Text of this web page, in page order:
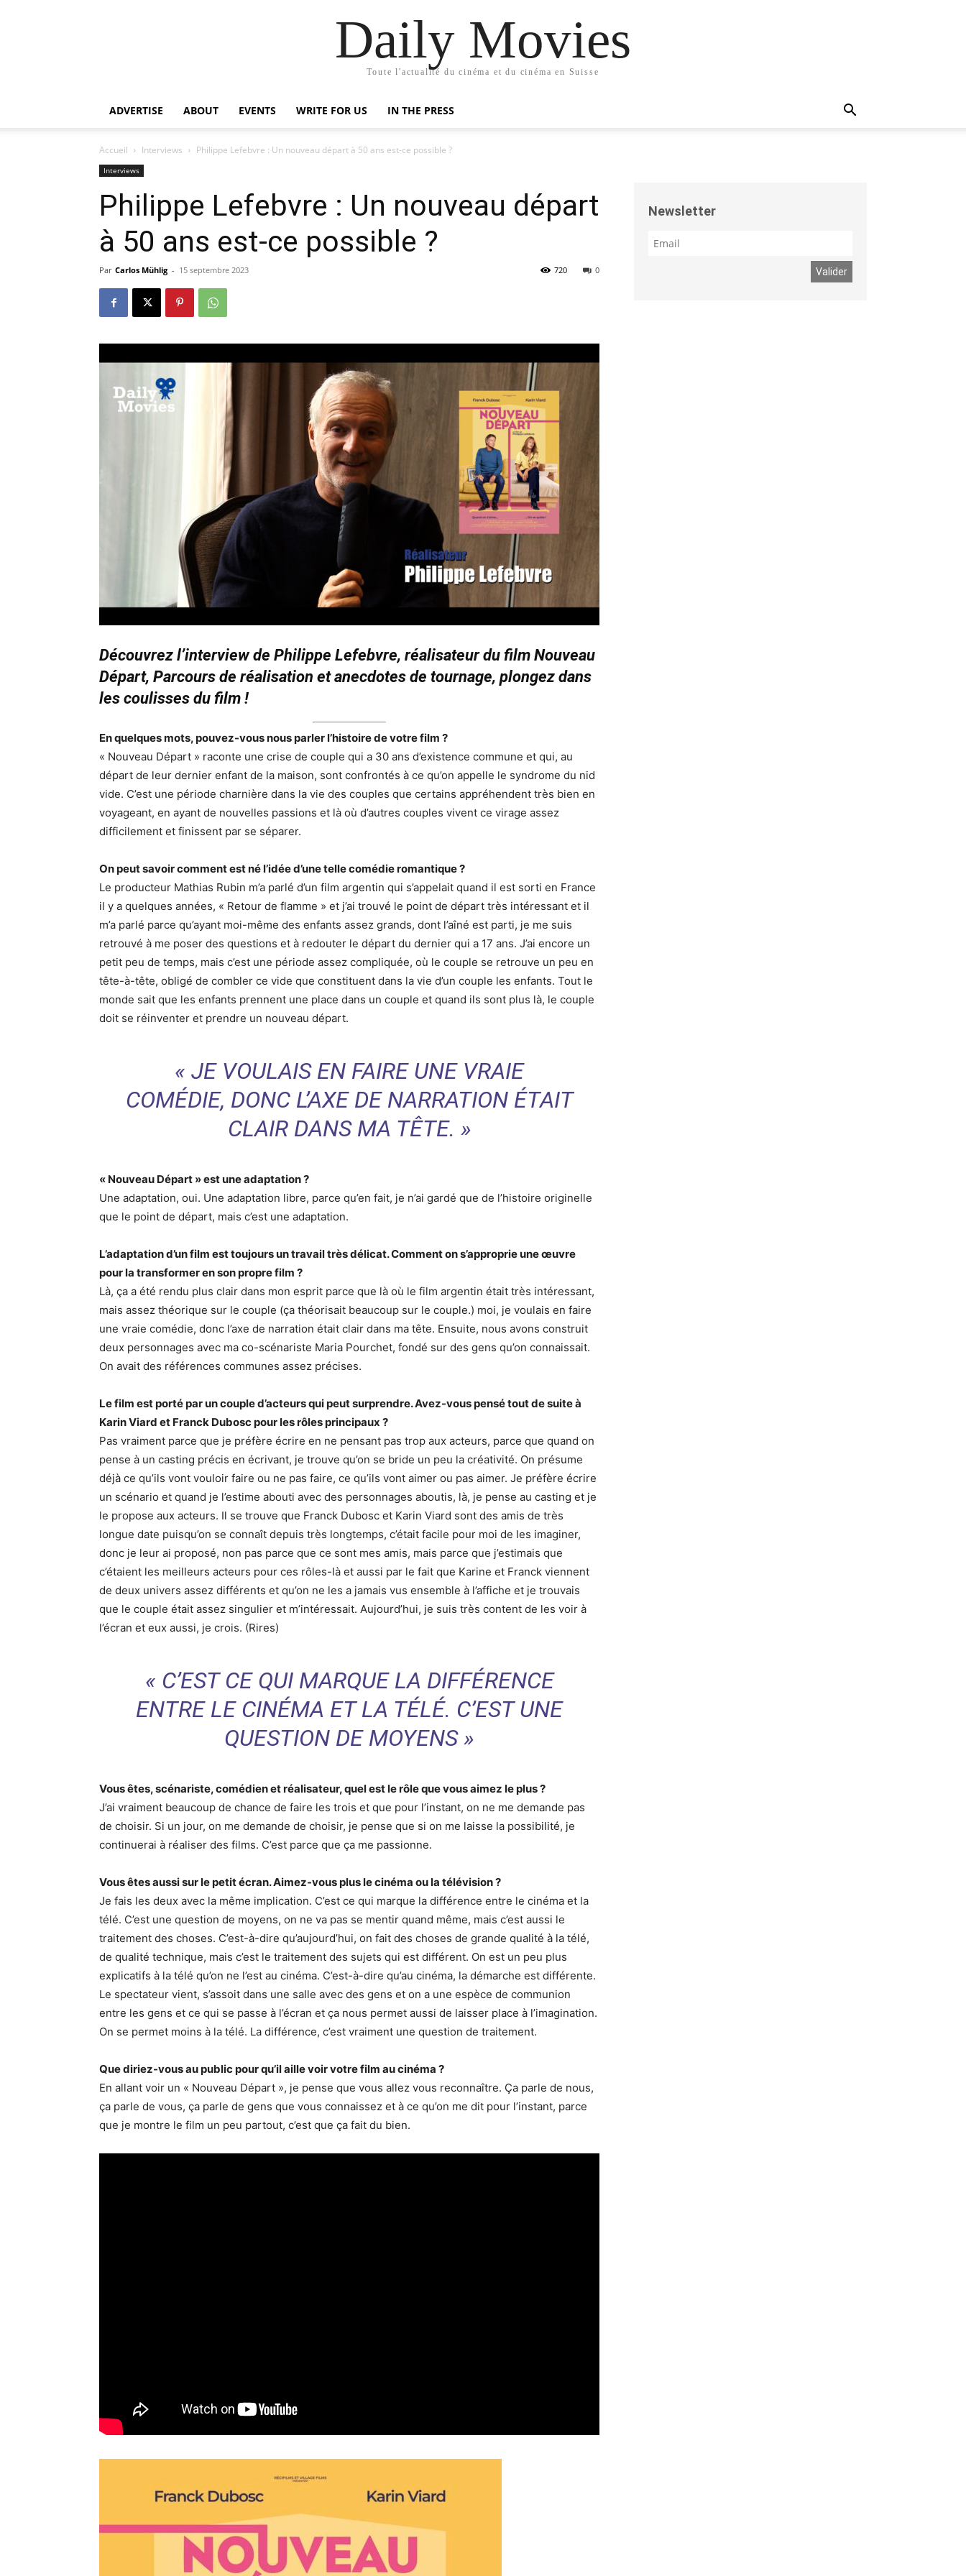
Daily Movies
Toute l'actualité du cinéma et du cinéma en Suisse
ADVERTISE ABOUT EVENTS WRITE FOR US IN THE PRESS
Accueil Interviews Philippe Lefebvre : Un nouveau départ à 50 ans est-ce possible ?
Interviews
Philippe Lefebvre : Un nouveau départ
à 50 ans est-ce possible ?
Par Carlos Mühlig - 15 septembre 2023 0
720
Découvrez l’interview de Philippe Lefebvre, réalisateur du film Nouveau
Départ, Parcours de réalisation et anecdotes de tournage, plongez dans
les coulisses du film !
En quelques mots, pouvez-vous nous parler l’histoire de votre film ?
« Nouveau Départ » raconte une crise de couple qui a 30 ans d’existence commune et qui, au
départ de leur dernier enfant de la maison, sont confrontés à ce qu’on appelle le syndrome du nid
vide. C’est une période charnière dans la vie des couples que certains appréhendent très bien en
voyageant, en ayant de nouvelles passions et là où d’autres couples vivent ce virage assez
difficilement et finissent par se séparer.
On peut savoir comment est né l’idée d’une telle comédie romantique ?
Le producteur Mathias Rubin m’a parlé d’un film argentin qui s’appelait quand il est sorti en France
il y a quelques années, « Retour de flamme » et j’ai trouvé le point de départ très intéressant et il
m’a parlé parce qu’ayant moi-même des enfants assez grands, dont l’aîné est parti, je me suis
retrouvé à me poser des questions et à redouter le départ du dernier qui a 17 ans. J’ai encore un
petit peu de temps, mais c’est une période assez compliquée, où le couple se retrouve un peu en
tête-à-tête, obligé de combler ce vide que constituent dans la vie d’un couple les enfants. Tout le
monde sait que les enfants prennent une place dans un couple et quand ils sont plus là, le couple
doit se réinventer et prendre un nouveau départ.
« JE VOULAIS EN FAIRE UNE VRAIE
COMÉDIE, DONC L’AXE DE NARRATION ÉTAIT
CLAIR DANS MA TÊTE. »
« Nouveau Départ » est une adaptation ?
Une adaptation, oui. Une adaptation libre, parce qu’en fait, je n’ai gardé que de l’histoire originelle
que le point de départ, mais c’est une adaptation.
L’adaptation d’un film est toujours un travail très délicat. Comment on s’approprie une œuvre
pour la transformer en son propre film ?
Là, ça a été rendu plus clair dans mon esprit parce que là où le film argentin était très intéressant,
mais assez théorique sur le couple (ça théorisait beaucoup sur le couple.) moi, je voulais en faire
une vraie comédie, donc l’axe de narration était clair dans ma tête. Ensuite, nous avons construit
deux personnages avec ma co-scénariste Maria Pourchet, fondé sur des gens qu’on connaissait.
On avait des références communes assez précises.
Le film est porté par un couple d’acteurs qui peut surprendre. Avez-vous pensé tout de suite à
Karin Viard et Franck Dubosc pour les rôles principaux ?
Pas vraiment parce que je préfère écrire en ne pensant pas trop aux acteurs, parce que quand on
pense à un casting précis en écrivant, je trouve qu’on se bride un peu la créativité. On présume
déjà ce qu’ils vont vouloir faire ou ne pas faire, ce qu’ils vont aimer ou pas aimer. Je préfère écrire
un scénario et quand je l’estime abouti avec des personnages aboutis, là, je pense au casting et je
le propose aux acteurs. Il se trouve que Franck Dubosc et Karin Viard sont des amis de très
longue date puisqu’on se connaît depuis très longtemps, c’était facile pour moi de les imaginer,
donc je leur ai proposé, non pas parce que ce sont mes amis, mais parce que j’estimais que
c’étaient les meilleurs acteurs pour ces rôles-là et aussi par le fait que Karine et Franck viennent
de deux univers assez différents et qu’on ne les a jamais vus ensemble à l’affiche et je trouvais
que le couple était assez singulier et m’intéressait. Aujourd’hui, je suis très content de les voir à
l’écran et eux aussi, je crois. (Rires)
« C’EST CE QUI MARQUE LA DIFFÉRENCE
ENTRE LE CINÉMA ET LA TÉLÉ. C’EST UNE
QUESTION DE MOYENS »
Vous êtes, scénariste, comédien et réalisateur, quel est le rôle que vous aimez le plus ?
J’ai vraiment beaucoup de chance de faire les trois et que pour l’instant, on ne me demande pas
de choisir. Si un jour, on me demande de choisir, je pense que si on me laisse la possibilité, je
continuerai à réaliser des films. C’est parce que ça me passionne.
Vous êtes aussi sur le petit écran. Aimez-vous plus le cinéma ou la télévision ?
Je fais les deux avec la même implication. C’est ce qui marque la différence entre le cinéma et la
télé. C’est une question de moyens, on ne va pas se mentir quand même, mais c’est aussi le
traitement des choses. C’est-à-dire qu’aujourd’hui, on fait des choses de grande qualité à la télé,
de qualité technique, mais c’est le traitement des sujets qui est différent. On est un peu plus
explicatifs à la télé qu’on ne l’est au cinéma. C’est-à-dire qu’au cinéma, la démarche est différente.
Le spectateur vient, s’assoit dans une salle avec des gens et on a une espèce de communion
entre les gens et ce qui se passe à l’écran et ça nous permet aussi de laisser place à l’imagination.
On se permet moins à la télé. La différence, c’est vraiment une question de traitement.
Que diriez-vous au public pour qu’il aille voir votre film au cinéma ?
En allant voir un « Nouveau Départ », je pense que vous allez vous reconnaître. Ça parle de nous,
ça parle de vous, ça parle de gens que vous connaissez et à ce qu’on me dit pour l’instant, parce
que je montre le film un peu partout, c’est que ça fait du bien.
Newsletter